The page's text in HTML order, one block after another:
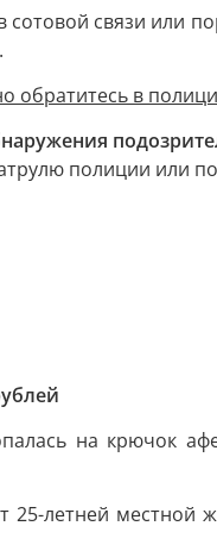
связи или
обратитесь в
полиции или
на крючок
летней местной